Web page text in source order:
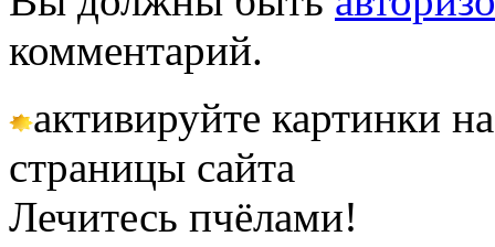
комментарий.
активируйте картинки
страницы сайта
Лечитесь пчёлами!